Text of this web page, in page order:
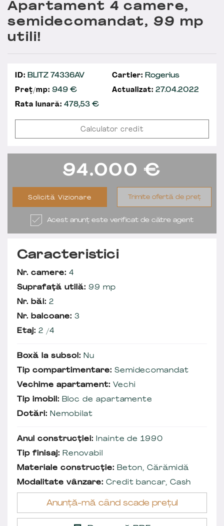
Apartament 4 camere,
semidecomandat, 99 mp
utili!
ID: BLITZ 74336AV Cartier: Rogerius
Preț/mp: 949 € Actualizat: 27.04.2022
Rata lunară: 478,53€
Calculator credit
94.000 €
Solicită Vizionare Trimite ofertă de preț
Acest anunț este verificat de către agent
Caracteristici
Nr. camere: 4
Suprafață utilă: 99 mp
Nr. băi: 2
Nr. balcoane: 3
Etaj: 2 /4
Boxă la subsol: Nu
Tip compartimentare: Semidecomandat
Vechime apartament: Vechi
Tip imobil: Bloc de apartamente
Dotări: Nemobilat
Anul construcției: Inainte de 1990
Tip finisaj: Renovabil
Materiale construcție: Beton, Cărămidă
Modalitate vânzare: Credit bancar, Cash
Anunță-mă când scade prețul